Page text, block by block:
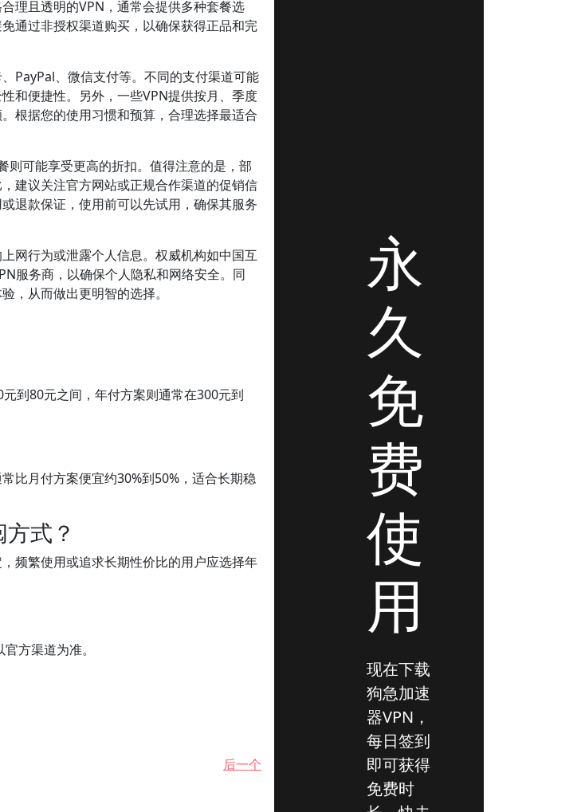
理且透明的VPN，通常会提供多种套餐选
通过非授权渠道购买，以确保获得正品和完
PayPal、微信支付等。不同的支付渠道可能
和便捷性。另外，一些VPN提供按月、季度
根据您的使用习惯和预算，合理选择最适合
则可能享受更高的折扣。值得注意的是，部
建议关注官方网站或正规合作渠道的促销信
退款保证，使用前可以先试用，确保其服务
网行为或泄露个人信息。权威机构如中国互
服务商，以确保个人隐私和网络安全。同
，从而做出更明智的选择。
到80元之间，年付方案则通常在300元到
比月付方案便宜约30%到50%，适合长期稳
式？
频繁使用或追求长期性价比的用户应选择年
方渠道为准。
后一个
永
久
免
费
使
用
现在下载
狗急加速
器VPN，
每日签到
即可获得
免费时